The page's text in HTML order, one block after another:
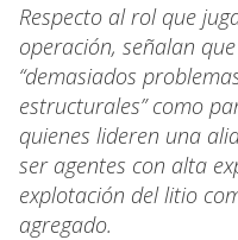
Respecto al rol que
operación, señalan
“demasiados
estructurales” como
quienes lideren una
ser agentes con alta
explotación del litio
agregado.